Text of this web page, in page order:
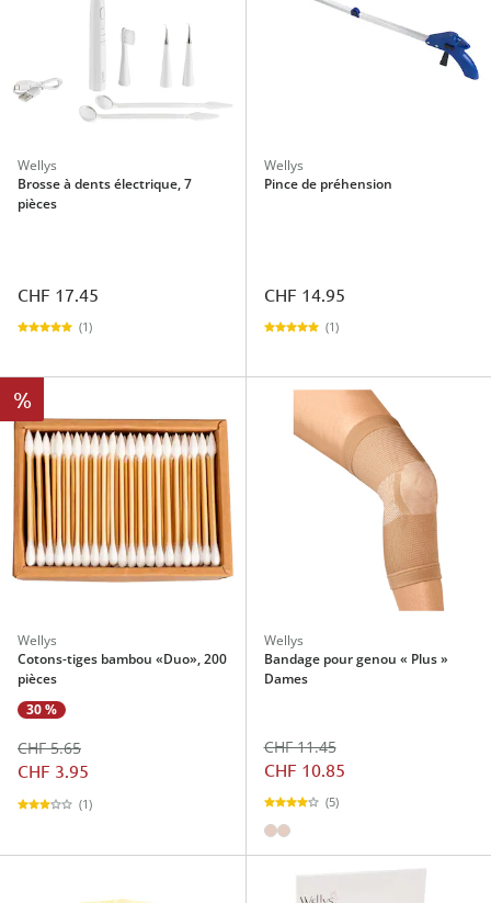
Wellys
Brosse à dents électrique, 7
pièces
CHF 17.45
(1)
Wellys
Pince de préhension
CHF 14.95
(1)
%
Wellys
Cotons-tiges bambou «Duo», 200
pièces
30 %
CHF 5.65
CHF 3.95
(1)
Wellys
Bandage pour genou « Plus »
Dames
CHF 11.45
CHF 10.85
(5)